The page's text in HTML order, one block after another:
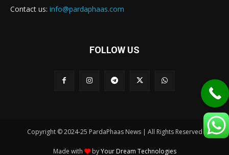
Contact us: info@pardaphaas.com
FOLLOW US
Copyright © 2024-25 PardaPhaas News | All Rights Reserved
Made with byYour Dream Technologies